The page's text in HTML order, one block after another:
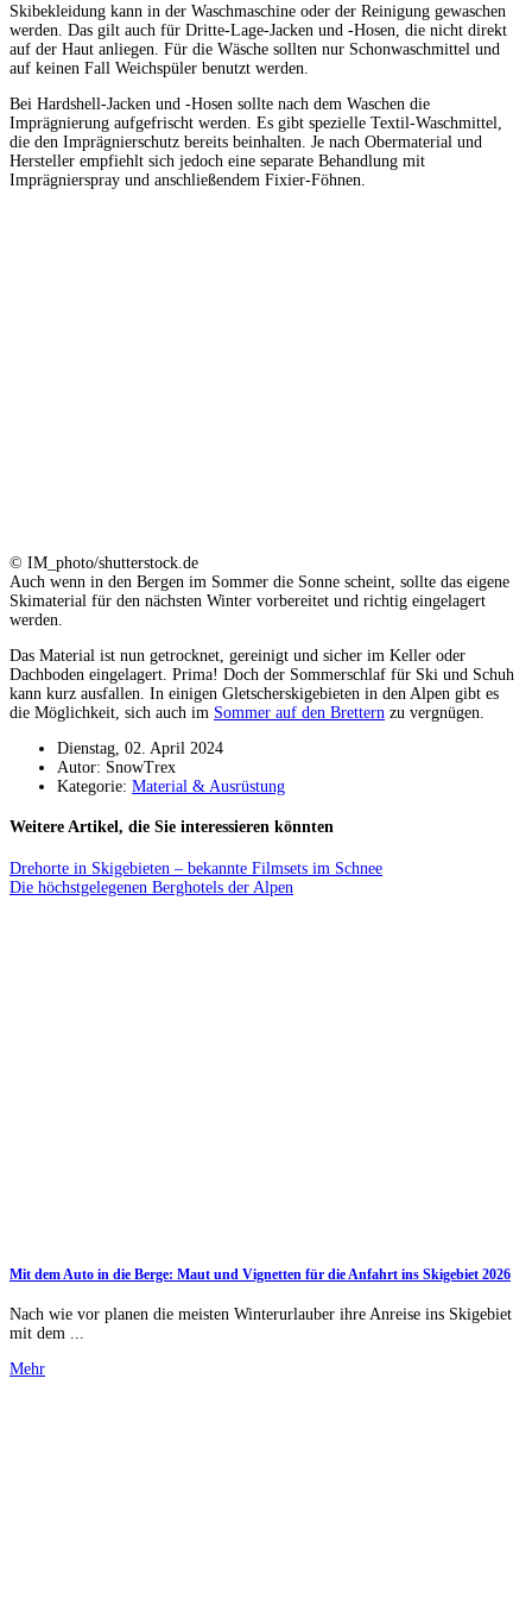
Skibekleidung kann in der Waschmaschine oder der Reinigung gewaschen
werden. Das gilt auch für Dritte-Lage-Jacken und -Hosen, die nicht direkt
auf der Haut anliegen. Für die Wäsche sollten nur Schonwaschmittel und
auf keinen Fall Weichspüler benutzt werden.
Bei Hardshell-Jacken und -Hosen sollte nach dem Waschen die
Imprägnierung aufgefrischt werden. Es gibt spezielle Textil-Waschmittel,
die den Imprägnierschutz bereits beinhalten. Je nach Obermaterial und
Hersteller empfiehlt sich jedoch eine separate Behandlung mit
Imprägnierspray und anschließendem Fixier-Föhnen.
© IM_photo/shutterstock.de
Auch wenn in den Bergen im Sommer die Sonne scheint, sollte das eigene
Skimaterial für den nächsten Winter vorbereitet und richtig eingelagert
werden.
Das Material ist nun getrocknet, gereinigt und sicher im Keller oder
Dachboden eingelagert. Prima! Doch der Sommerschlaf für Ski und Schuh
kann kurz ausfallen. In einigen Gletscherskigebieten in den Alpen gibt es
die Möglichkeit, sich auch im Sommer auf den Brettern zu vergnügen.
Dienstag, 02. April 2024
Autor: SnowTrex
Kategorie: Material & Ausrüstung
Weitere Artikel, die Sie interessieren könnten
Drehorte in Skigebieten – bekannte Filmsets im Schnee
Die höchstgelegenen Berghotels der Alpen
Mit dem Auto in die Berge: Maut und Vignetten für die Anfahrt ins Skigebiet 2026
Nach wie vor planen die meisten Winterurlauber ihre Anreise ins Skigebiet
mit dem ...
Mehr